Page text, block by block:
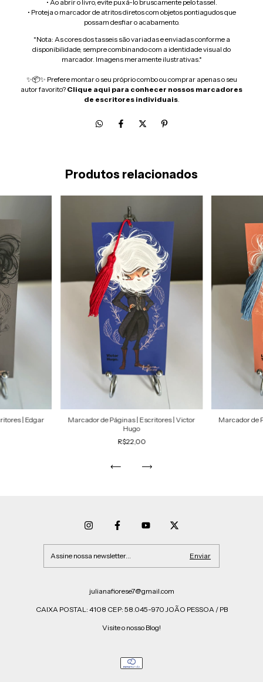
• Ao abrir o livro, evite puxá-lo bruscamente pelo tassel.
• Proteja o marcador de atritos diretos com objetos pontiagudos que
possam desfiar o acabamento.
*Nota: As cores dos tasseis são variadas e enviadas conforme a
disponibilidade, sempre combinando com a identidade visual do
marcador. Imagens meramente ilustrativas.*
✨📦✨ Prefere montar o seu próprio combo ou comprar apenas o seu
autor favorito? Clique aqui para conhecer nossos marcadores
de escritores individuais.
Produtos relacionados
| Edgar
Marcador de Páginas | Escritores | Victor
Hugo
R$22,00
Marcador de
julianafiorese7@gmail.com
CAIXA POSTAL: 4108 CEP: 58.045-970 JOÃO PESSOA / PB
Visite o nosso Blog!